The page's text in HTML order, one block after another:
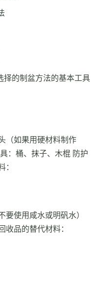
择的制盆方法的基本工具
（如果用硬材料制作
：桶、抹子、木棍 防护
：
要使用咸水或明矾水）
收品的替代材料：